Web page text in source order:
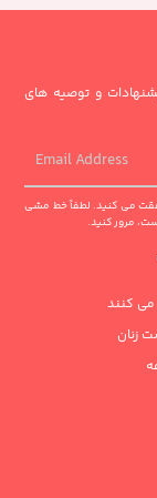
و توصیه های
می کنید. لطفاً خط مشی
می کنند
زنان